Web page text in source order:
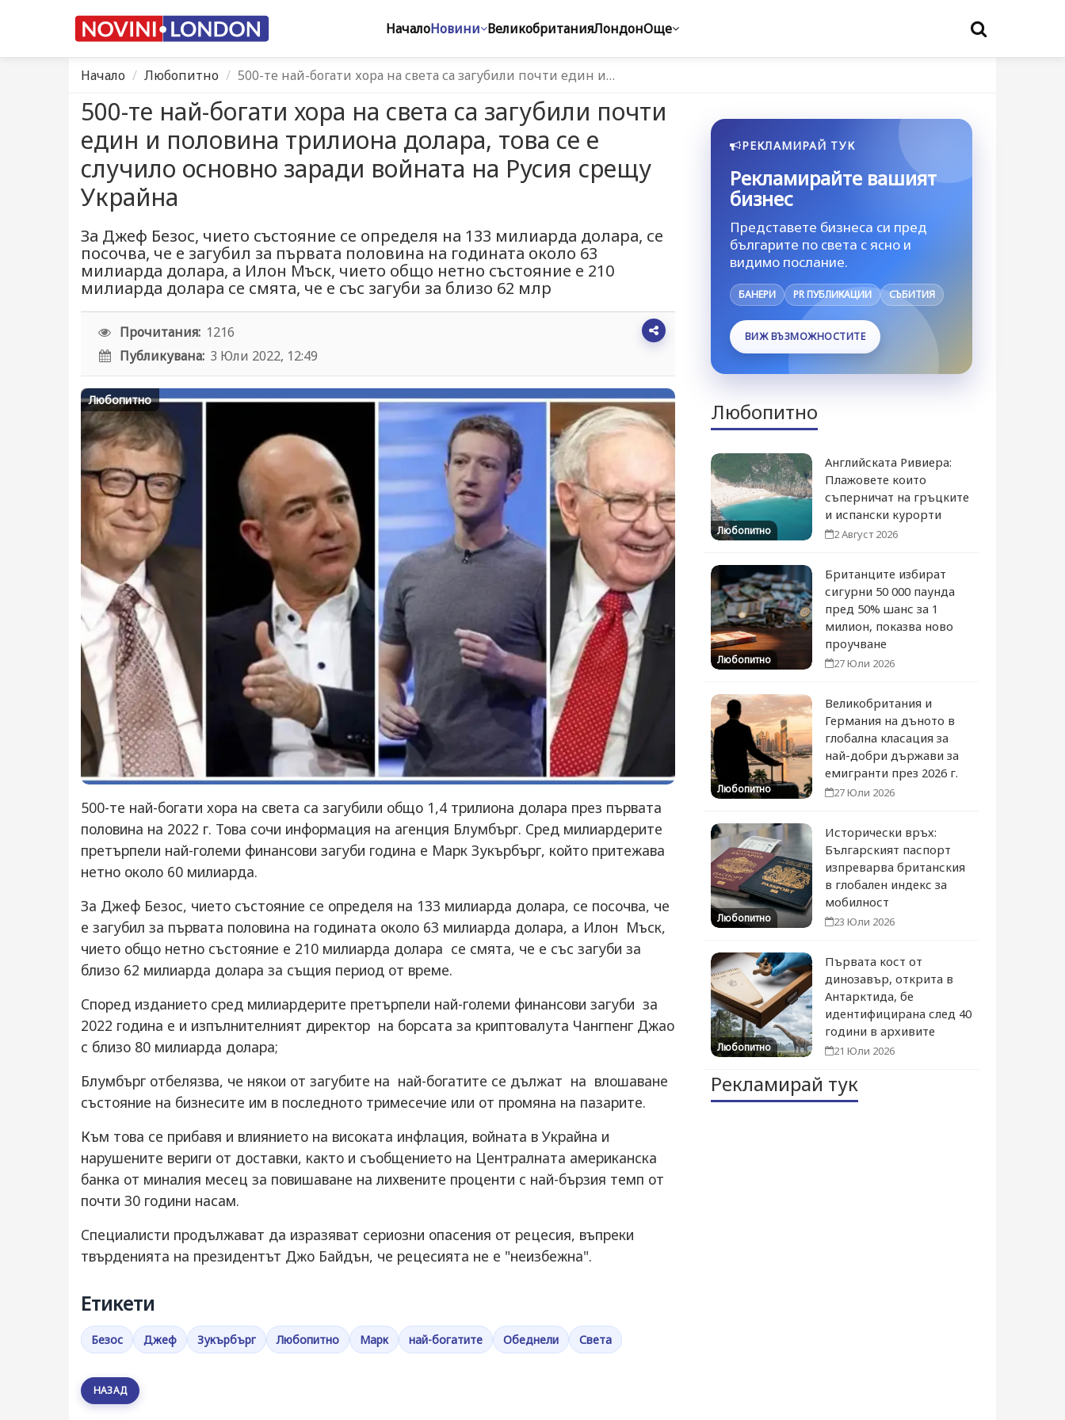
НачалоНовини ВеликобританияЛондонОще
Начало Любопитно 500-те най-богати хора на света са загубили почти един и…
500-те най-богати хора на света са загубили почти
един и половина трилиона долара, това се е
случило основно заради войната на Русия срещу
Украйна
За Джеф Безос, чието състояние се определя на 133 милиарда долара, се
посочва, че е загубил за първата половина на годината около 63
милиарда долара, а Илон Мъск, чието общо нетно състояние е 210
милиарда долара се смята, че е със загуби за близо 62 млр
Прочитания: 1216
Публикувана: 3 Юли 2022, 12:49
Любопитно
500-те най-богати хора на света са загубили общо 1,4 трилиона долара през първата
половина на 2022 г. Това сочи информация на агенция Блумбърг. Сред милиардерите
претърпели най-големи финансови загуби година е Марк Зукърбърг, който притежава
нетно около 60 милиарда.
За Джеф Безос, чието състояние се определя на 133 милиарда долара, се посочва, че
е загубил за първата половина на годината около 63 милиарда долара, а Илон Мъск,
чието общо нетно състояние е 210 милиарда долара се смята, че е със загуби за
близо 62 милиарда долара за същия период от време.
Според изданието сред милиардерите претърпели най-големи финансови загуби за
2022 година е и изпълнителният директор на борсата за криптовалута Чангпенг Джао
с близо 80 милиарда долара;
Блумбърг отбелязва, че някои от загубите на най-богатите се дължат на влошаване
състояние на бизнесите им в последното тримесечие или от промяна на пазарите.
Към това се прибавя и влиянието на високата инфлация, войната в Украйна и
нарушените вериги от доставки, както и съобщението на Централната американска
банка от миналия месец за повишаване на лихвените проценти с най-бързия темп от
почти 30 години насам.
Специалисти продължават да изразяват сериозни опасения от рецесия, въпреки
твърденията на президентът Джо Байдън, че рецесията не е "неизбежна".
Етикети
Безос Джеф Зукърбърг Любопитно Марк най-богатите Обеднели Света
НАЗАД
РЕКЛАМИРАЙ ТУК
Рекламирайте вашият
бизнес
Представете бизнеса си пред
българите по света с ясно и
видимо послание.
БАНЕРИ PR ПУБЛИКАЦИИ СЪБИТИЯ
ВИЖ ВЪЗМОЖНОСТИТЕ
Любопитно
Любопитно
Английската Ривиера:
Плажовете които
съперничат на гръцките
и испански курорти
2 Август 2026
Любопитно
Британците избират
сигурни 50 000 паунда
пред 50% шанс за 1
милион, показва ново
проучване
27 Юли 2026
Любопитно
Великобритания и
Германия на дъното в
глобална класация за
най-добри държави за
емигранти през 2026 г.
27 Юли 2026
Любопитно
Исторически връх:
Българският паспорт
изпреварва британския
в глобален индекс за
мобилност
23 Юли 2026
Любопитно
Първата кост от
динозавър, открита в
Антарктида, бе
идентифицирана след 40
години в архивите
21 Юли 2026
Рекламирай тук